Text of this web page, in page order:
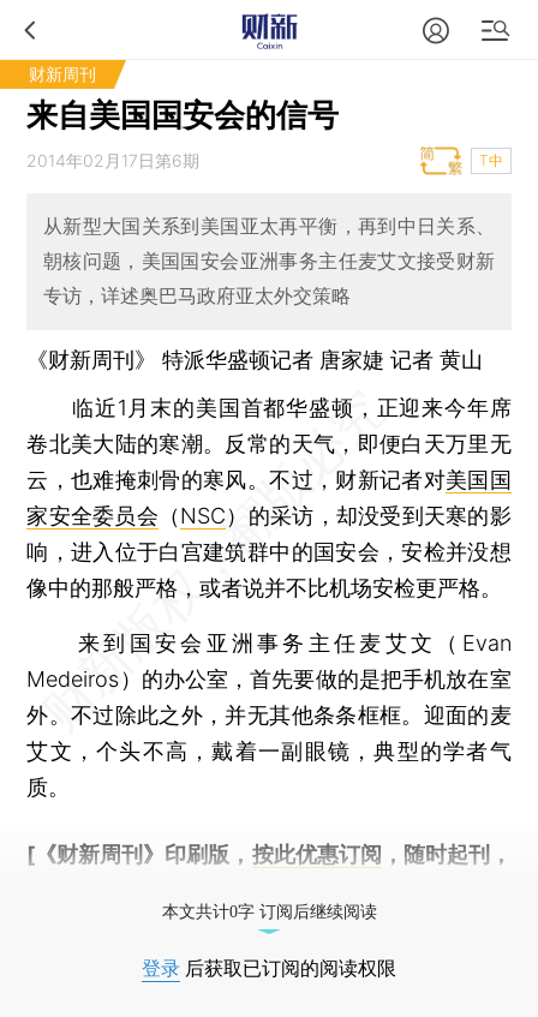
财新周刊
来自美国国安会的信号
2014年02月17日第6期 T中
从新型大国关系到美国亚太再平衡，再到中日关系、
朝核问题，美国国安会亚洲事务主任麦艾文接受财新
专访，详述奥巴马政府亚太外交策略
《财新周刊》 特派华盛顿记者 唐家婕 记者黄山
临近1月末的美国首都华盛顿，正迎来今年席
卷北美大陆的寒潮。反常的天气，即便白天万里无
云，也难掩刺骨的寒风。不过，财新记者对美国国
家安全委员会 （NSC）的采访，却没受到天寒的影
响，进入位于白宫建筑群中的国安会，安检并没想
像中的那般严格，或者说并不比机场安检更严格。
来到国安会亚洲事务主任麦艾文（Evan
Medeiros）的办公室，首先要做的是把手机放在室
外。不过除此之外，并无其他条条框框。迎面的麦
艾文，个头不高，戴着一副眼镜，典型的学者气
质。
[《财新周刊》印刷版， 按此优惠订阅 ，随时起刊，
本文共计0字 订阅后继续阅读
登录 后获取已订阅的阅读权限